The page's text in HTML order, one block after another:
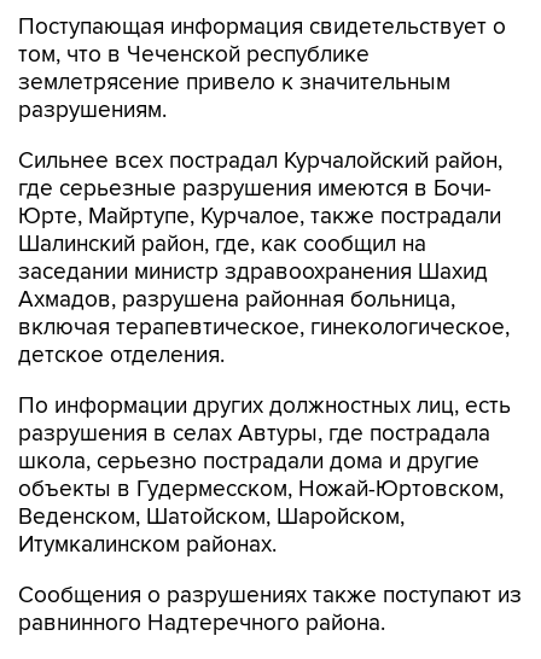
Поступающая информация свидетельствует о
том, что в Чеченской республике
землетрясение привело к значительным
разрушениям.
Сильнее всех пострадал Курчалойский район,
где серьезные разрушения имеются в Бочи-
Юрте, Майртупе, Курчалое, также пострадали
Шалинский район, где, как сообщил на
заседании министр здравоохранения Шахид
Ахмадов, разрушена районная больница,
включая терапевтическое, гинекологическое,
детское отделения.
По информации других должностных лиц, есть
разрушения в селах Автуры, где пострадала
школа, серьезно пострадали дома и другие
объекты в Гудермесском, Ножай-Юртовском,
Веденском, Шатойском, Шаройском,
Итумкалинском районах.
Сообщения о разрушениях также поступают из
равнинного Надтеречного района.